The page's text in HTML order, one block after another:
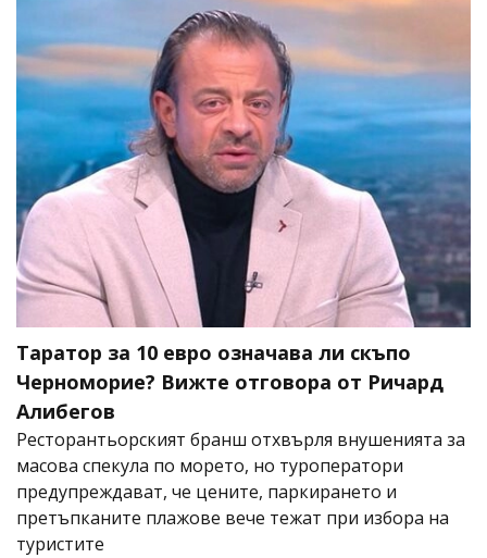
Таратор за 10 евро означава ли скъпо
Черноморие? Вижте отговора от Ричард
Алибегов
Ресторантьорският бранш отхвърля внушенията за
масова спекула по морето, но туроператори
предупреждават, че цените, паркирането и
претъпканите плажове вече тежат при избора на
туристите